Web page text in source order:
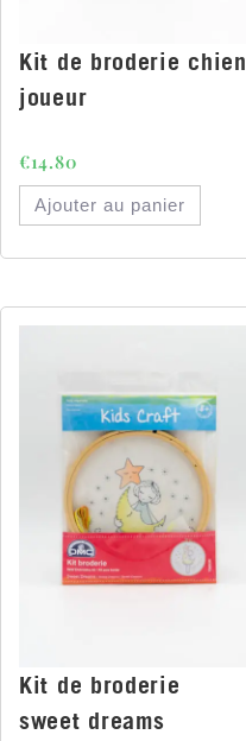
Kit de broderie chien
joueur
€14.80
Ajouter au panier
Kit de broderie
sweet dreams